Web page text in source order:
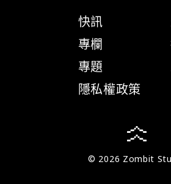
快訊
專欄
專題
隱私權政策
© 2026 Zombit